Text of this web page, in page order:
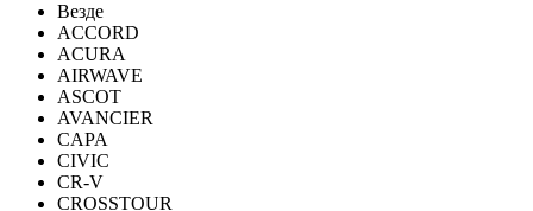
Везде
ACCORD
ACURA
AIRWAVE
ASCOT
AVANCIER
CAPA
CIVIC
CR-V
CROSSTOUR